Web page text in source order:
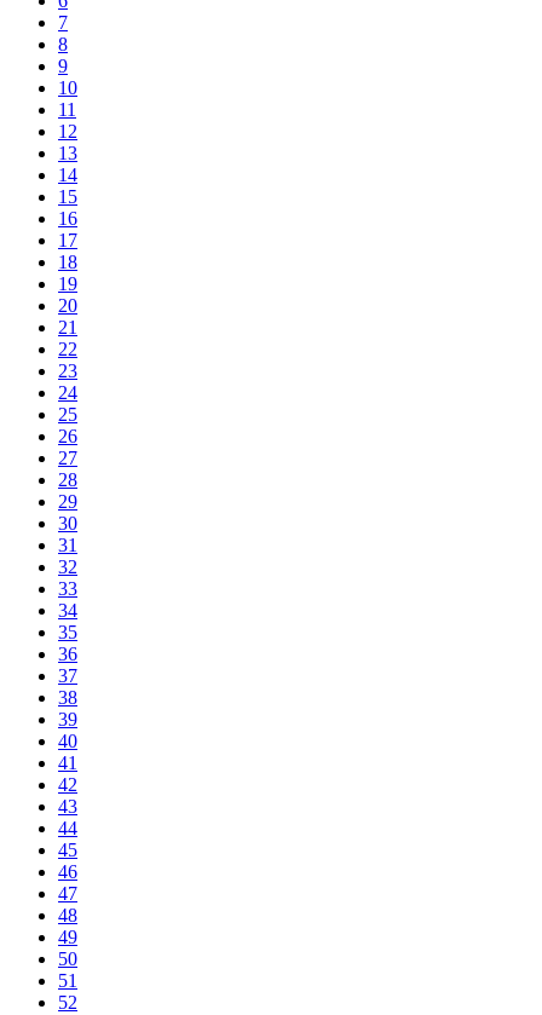
7
8
9
10
11
12
13
14
15
16
17
18
19
20
21
22
23
24
25
26
27
28
29
30
31
32
33
34
35
36
37
38
39
40
41
42
43
44
45
46
47
48
49
50
51
52